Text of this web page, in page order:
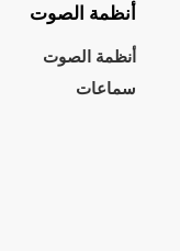
أنظمة الصوت
أنظمة الصوت
سماعات